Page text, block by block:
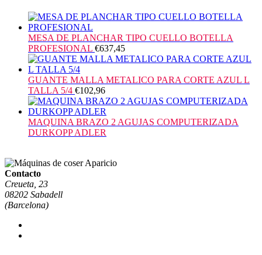
MESA DE PLANCHAR TIPO CUELLO BOTELLA
PROFESIONAL €637,45
GUANTE MALLA METALICO PARA CORTE AZUL L
TALLA 5/4 €102,96
MAQUINA BRAZO 2 AGUJAS COMPUTERIZADA
DURKOPP ADLER
Contacto
Creueta, 23
08202 Sabadell
(Barcelona)